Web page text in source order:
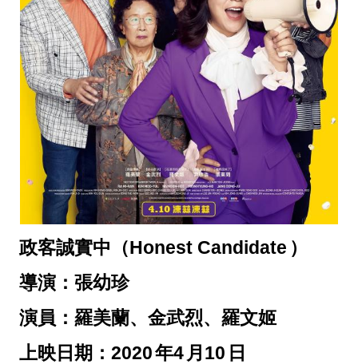
政客誠實中（Honest Candidate ）
導演：張幼珍
演員：羅美蘭、金武烈、羅文姬
上映日期：2020年4 月10 日